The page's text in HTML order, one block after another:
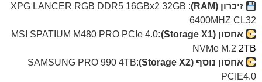
זיכרון (RAM)
: XPG LANCER RGB DDR5 16GBx2 32GB
6400MHZ CL32
אחסון (Storage X1):
MSI SPATIUM M480 PRO PCIe 4.0
NVMe M.2 2TB
אחסון נוסף (Storage X2)
:SAMSUNG PRO 990 4TB
PCIE4.0